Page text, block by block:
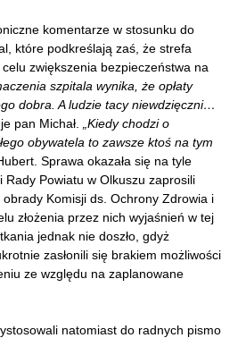
komentarze w stosunku do
które podkreślają zaś, że strefa
zwiększenia bezpieczeństwa na
szpitala wynika, że opłaty
dobra. A ludzie tacy niewdzięczni…
pan Michał.
„Kiedy chodzi o
obywatela to zawsze ktoś na tym
Sprawa okazała się na tyle
Rady Powiatu w Olkuszu zaprosili
obrady Komisji ds. Ochrony Zdrowia i
złożenia przez nich wyjaśnień w tej
jednak nie doszło, gdyż
zasłonili się brakiem możliwości
ze względu na zaplanowane
natomiast do radnych pismo